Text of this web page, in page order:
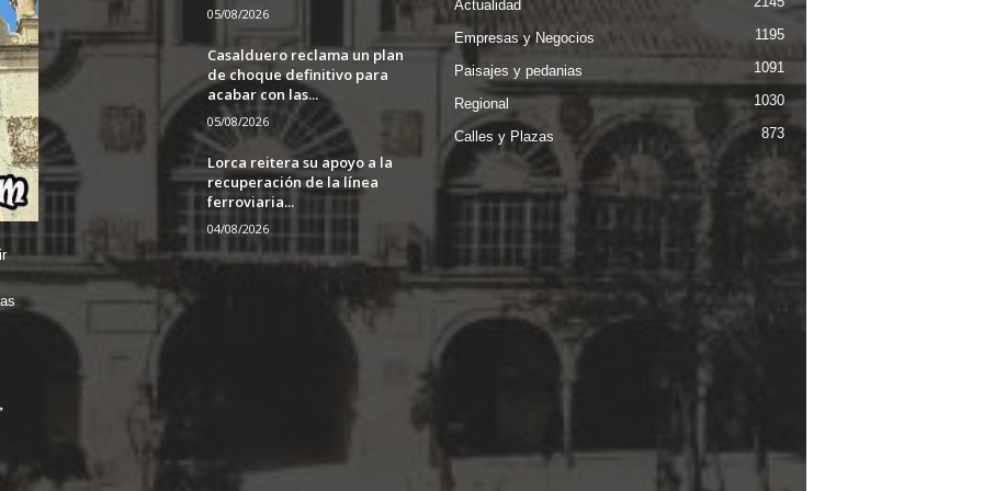
05/08/2026
Casalduero reclama un plan
de choque definitivo para
acabar con las...
05/08/2026
Lorca reitera su apoyo a la
recuperación de la línea
ferroviaria...
04/08/2026
Actualidad
Empresas y Negocios 1195
Paisajes y pedanias 1091
Regional 1030
Calles y Plazas 873